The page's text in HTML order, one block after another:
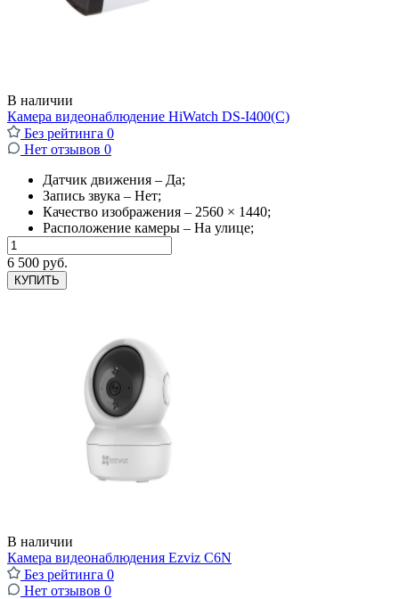
В наличии
Камера видеонаблюдение HiWatch DS-I400(С)
Без рейтинга 0
Нет отзывов 0
Датчик движения – Да;
Запись звука – Нет;
Качество изображения – 2560 × 1440;
Расположение камеры – На улице;
6 500 руб.
КУПИТЬ
В наличии
Камера видеонаблюдения Ezviz C6N
Без рейтинга 0
Нет отзывов 0